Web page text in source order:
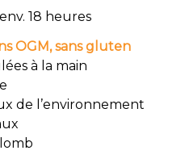
18 heures
OGM, sans gluten
à la main
de l’environnement